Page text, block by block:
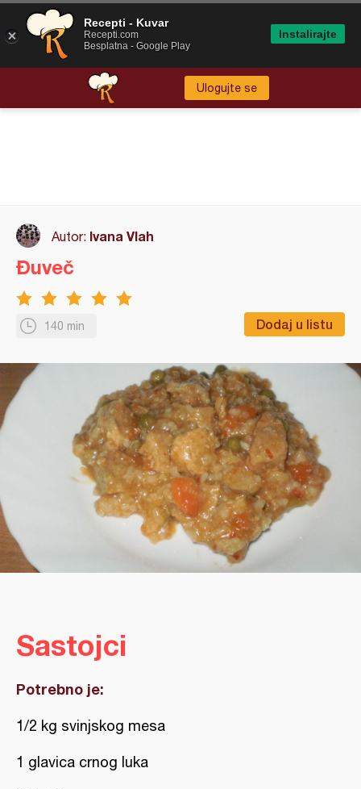
Ulogujte se
Autor: Ivana Vlah
140 min Dodaj u listu
Đuveč
Sastojci
Potrebno je:
1/2 kg svinjskog mesa
1 glavica crnog luka
Recepti - Kuvar
Recepti.com
Besplatna - Google Play
Instalirajte